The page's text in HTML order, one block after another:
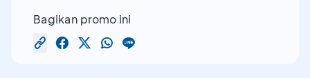
Bagikan promo ini